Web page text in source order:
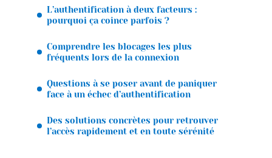
L’authentification à deux facteurs :
pourquoi ça coince parfois ?
Comprendre les blocages les plus
fréquents lors de la connexion
Questions à se poser avant de paniquer
face à un échec d’authentification
Des solutions concrètes pour retrouver
l’accès rapidement et en toute sérénité